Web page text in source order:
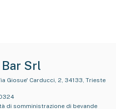
Srl
di somministrazione di bevande